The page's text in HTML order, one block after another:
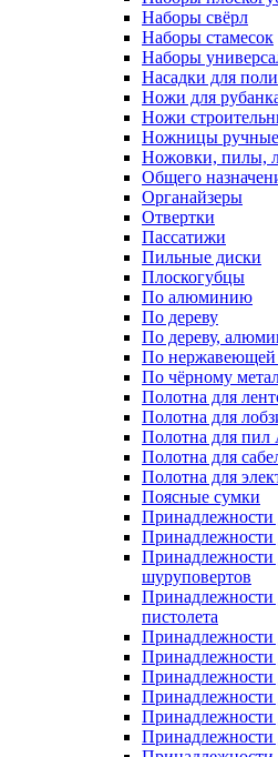
Наборы свёрл
Наборы стамесок
Наборы
Насадки для
Ножи для
Ножи
Ножницы ручные
Ножовки, пилы,
Общего
Органайзеры
Отвертки
Пассатижи
Пильные диски
Плоскогубцы
По алюминию
По дереву
По дереву,
По нержавеющей
По чёрному
Полотна для
Полотна для
Полотна для пил
Полотна для
Полотна для
Поясные сумки
Принадлежности
Принадлежности
Принадлежности
шуруповертов
Принадлежности
пистолета
Принадлежности
Принадлежности
Принадлежности
Принадлежности
Принадлежности